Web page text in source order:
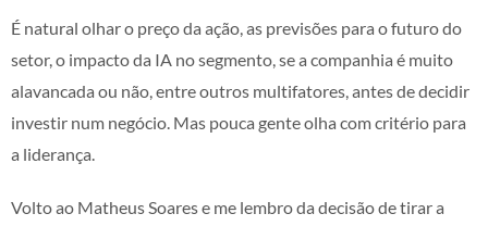
É natural olhar o preço da ação, as previsões para o futuro do
setor, o impacto da IA no segmento, se a companhia é muito
alavancada ou não, entre outros multifatores, antes de decidir
investir num negócio. Mas pouca gente olha com critério para
a liderança.
Volto ao Matheus Soares e me lembro da decisão de tirar a